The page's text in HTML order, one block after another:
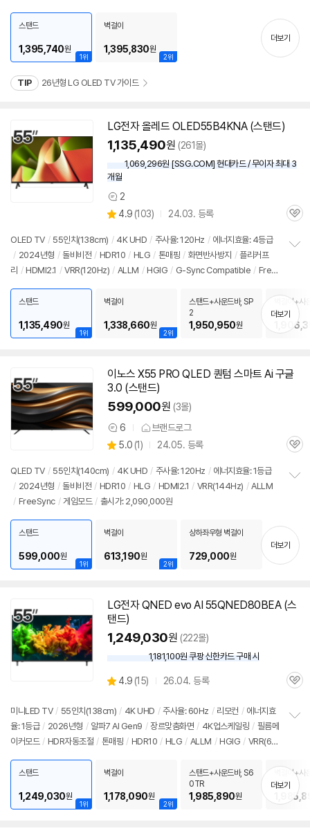
c Compatible
FreeSync / 게임모드
출시가:
기
1위
스탠드
1,395,740원
2위
벽걸이
1,395,830원
더보기
TIP 26년형 LG OLED TV 가이드
LG전자 올레드 OLED55B4KNA (스탠드)
1,135,490원 (261몰)
1,069,296원 [SSG.COM] 현대카드 / 무이자 최대 3
개월
상
품
견
2
별
점
4.9 (상
리
뷰
103) 24.03. 등록
관
OLED TV / 55인치 (138cm) / 4KUHD / 주사율: 120Hz / 에너지효율: 4등급
/ 2024년형 / 돌비비전 / HDR10 / HLG / 톤매핑 / 화면반사방지 / 플리커프
리 / HDMI2.1 / VRR(120Hz) / ALLM / HGIG / G-Sync Compatible / Free
치
기
1위
스탠드
1,135,490원
2위
벽걸이
1,338,660원
스탠드+사운드바, SP
2
1,950,950원
벽걸이+사
2
더보기
이노스 X55 PRO QLED 퀀텀 스마트 Ai 구글
3.0 (스탠드)
599,000원 (3몰)
상
품
견
6 브랜드로그
별
점
5.0 (상
리
뷰
1) 24.05. 등록
관
영
상
QLED TV / 55인치 (140cm) / 4KUHD / 주사율: 120Hz / 에너지효율: 1등급
/ 2024년형 / 돌비비전 / HDR10 / HLG / HDMI2.1 / VRR(144Hz) / ALLM
/ FreeSync / 게임모드 / 출시가: 2,090,000원
기
1위
스탠드
599,000원
2위
벽걸이
613,190원
상하좌우형 벽걸이
729,000원
더보기
LG전자 QNED evo AI 55QNED80BEA (스
탠드)
1,249,030원 (222몰)
할
가
1,181,100원 쿠팡 신한카드 구매 시
별
4.9 (상
리
뷰
15) 26.04. 등록
관
미니LED TV / 55인치 (138cm) / 4KUHD / 주사율: 60Hz / 리모컨 / 에너지효
율: 1등급 / 2026년형 / 알파7 AI Gen9 / 장르맞춤화면 / 4K업스케일링 / 필름메
이커모드 / HDR자동조절 / 톤매핑 / HDR10 / HLG / ALLM / HGIG / VRR(60
치
기
1위
스탠드
1,249,030원
2위
벽걸이
1,178,090원
스탠드+사운드바, S6
0TR
1,985,890원
벽걸이+사
0TR
더보기